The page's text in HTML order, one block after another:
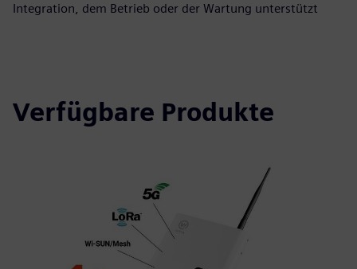
Integration, dem Betrieb oder der Wartung unterstützt
Verfügbare Produkte